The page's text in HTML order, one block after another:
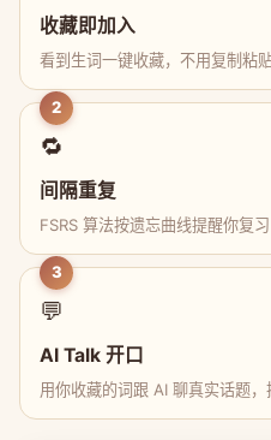
收藏即加入
看到生词一键收藏，不用复制粘
2
🔁
间隔重复
FSRS 算法按遗忘曲线提醒你复
3
💬
AI Talk 开口
用你收藏的词跟 AI 聊真实话题，